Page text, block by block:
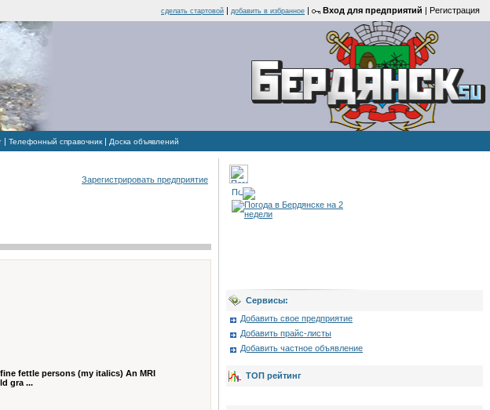
cделать стартовой | добавить в избранное | Вход для предприятий | Регистрация
| Телефонный справочник| Доска объявлений
Зарегистрировать предприятие
fettle persons (my italics) An MRI
gra ...
Сервисы:
Добавить свое предприятие
Добавить прайс-листы
Добавить частное объявление
ТОП рейтинг